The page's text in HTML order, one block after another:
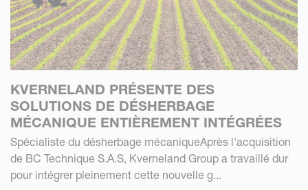
KVERNELAND PRÉSENTE DES
SOLUTIONS DE DÉSHERBAGE
MÉCANIQUE ENTIÈREMENT INTÉGRÉES
Spécialiste du désherbage mécaniqueAprès l'acquisition
de BC Technique S.A.S, Kverneland Group a travaillé dur
pour intégrer pleinement cette nouvelle g...